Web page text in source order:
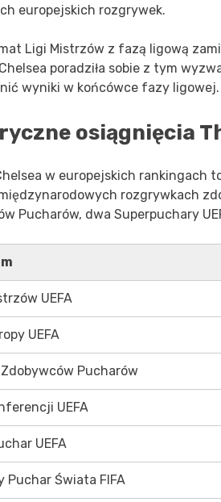
europejskich rozgrywek.
Ligi Mistrzów z fazą ligową
poradziła sobie z tym
wyniki w końcówce fazy ligowej.
osiągnięcia
w europejskich rankingach
rozgrywkach
Pucharów, dwa Superpuchary
UEFA
UEFA
Pucharów
UEFA
UEFA
Puchar Świata FIFA